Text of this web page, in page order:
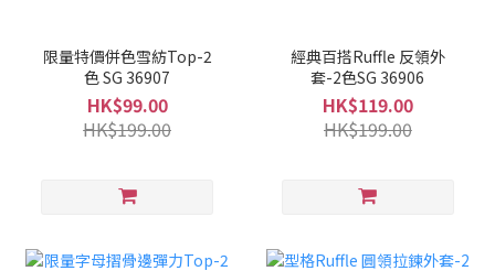
限量特價併色雪紡Top-2
色 SG 36907
HK$99.00
HK$199.00
經典百搭Ruffle 反領外
套-2色SG 36906
HK$119.00
HK$199.00